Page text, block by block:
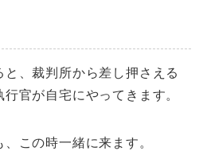
、裁判所から差し押さえる
官が自宅にやってきます。
この時一緒に来ます。